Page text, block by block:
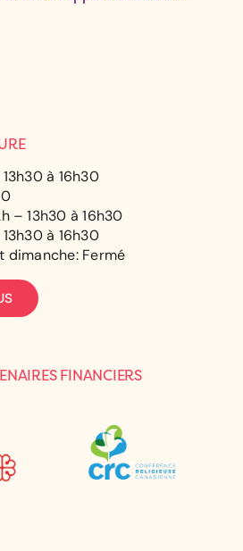
à 16h30
– 13h30 à 16h30
à 16h30
dimanche: Fermé
FINANCIERS